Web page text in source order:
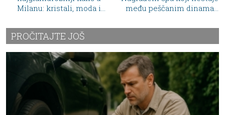
među peščanim dinama
– luksuzna wellness oaza
PROČITAJTE JOŠ